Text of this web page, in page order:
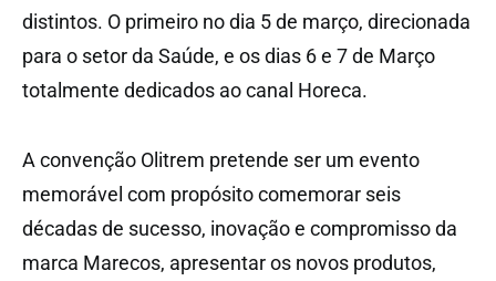
distintos. O primeiro no dia 5 de março, direcionada
para o setor da Saúde, e os dias 6 e 7 de Março
totalmente dedicados ao canal Horeca.
A convenção Olitrem pretende ser um evento
memorável com propósito comemorar seis
décadas de sucesso, inovação e compromisso da
marca Marecos, apresentar os novos produtos,